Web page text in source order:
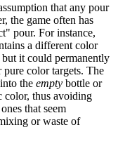
that any pour
the game often has
pour. For instance,
a different color
it could permanently
color targets. The
the empty bottle or
color, thus avoiding
that seem
or waste of